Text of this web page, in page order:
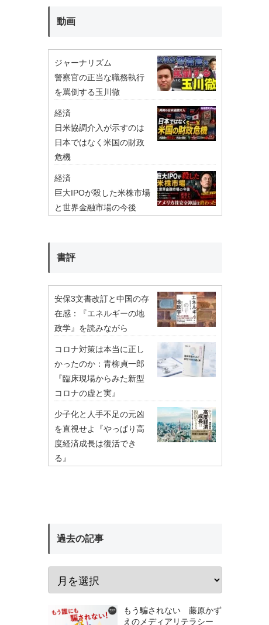
動画
ジャーナリズム
警察官の正当な職務執行
を罵倒する玉川徹
経済
日米協調介入が示すのは
日本ではなく米国の財政
危機
経済
巨大IPOが殺した米株市場
と世界金融市場の今後
書評
安保3文書改訂と中国の存
在感：『エネルギーの地
政学』を読みながら
コロナ対策は本当に正し
かったのか：青柳貞一郎
『臨床現場からみた新型
コロナの虚と実』
少子化と人手不足の元凶
を直視せよ『やっぱり高
度経済成長は復活でき
る』
過去の記事
もう騙されない 藤原かず
えのメディアリテラシー